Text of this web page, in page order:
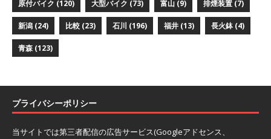
原付バイク (120) 大型バイク (73) 富山 (9) 排煙装置 (7)
新潟 (24) 比較 (23) 石川 (196) 福井 (13) 長火鉢 (4)
青森 (123)
プライバシーポリシー
当サイトでは第三者配信の広告サービス(Googleアドセンス、